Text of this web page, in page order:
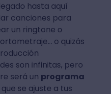
hasta aquí
canciones para
un ringtone o
o quizás
son infinitas, pero
será un programa
que se ajuste a tus